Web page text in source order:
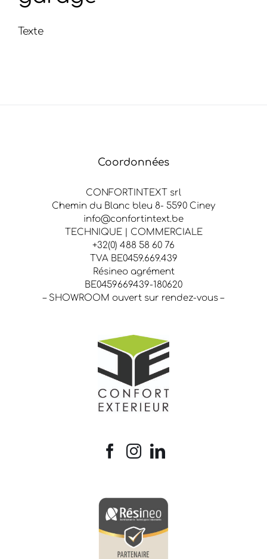
Texte
Coordonnées
CONFORTINTEXT srl
Chemin du Blanc bleu 8- 5590 Ciney
info@confortintext.be
TECHNIQUE | COMMERCIALE
+32(0) 488 58 60 76
TVA BE0459.669.439
Résineo agrément
BE0459669439-180620
– SHOWROOM ouvert sur rendez-vous –